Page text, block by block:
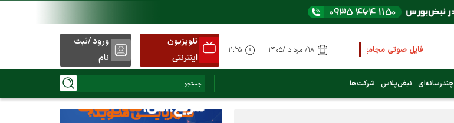
فایل صوتی مجامع و کنفرانس ها را از اینجا گوش کنید
عرضه اولیه بعدی کدام نماد است؟ (کلیک کنید)
تلویزیون
اینترنتی
ورود /ثبت
نام
چندرسانه‌ای نبض‌پلاس شرکت‌ها